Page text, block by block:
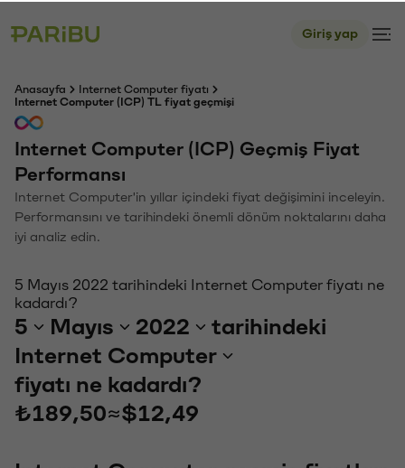
Giriş yap
Anasayfa
Internet Computer fiyatı
Internet Computer (ICP) TL fiyat geçmişi
Internet Computer (ICP) Geçmiş Fiyat
Performansı
Internet Computer'in yıllar içindeki fiyat değişimini inceleyin.
Performansını ve tarihindeki önemli dönüm noktalarını daha
iyi analiz edin.
5 Mayıs 2022 tarihindeki Internet Computer fiyatı ne
kadardı?
5 Mayıs 2022
tarihindeki
Internet Computer
fiyatı ne kadardı?
₺189,50≈$12,49